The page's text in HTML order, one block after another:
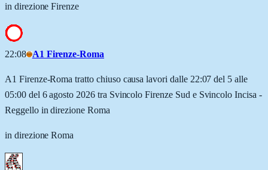
in direzione Firenze
22:08 A1 Firenze-Roma
A1 Firenze-Roma tratto chiuso causa lavori dalle 22:07 del 5 alle
05:00 del 6 agosto 2026 tra Svincolo Firenze Sud e Svincolo Incisa -
Reggello in direzione Roma
in direzione Roma